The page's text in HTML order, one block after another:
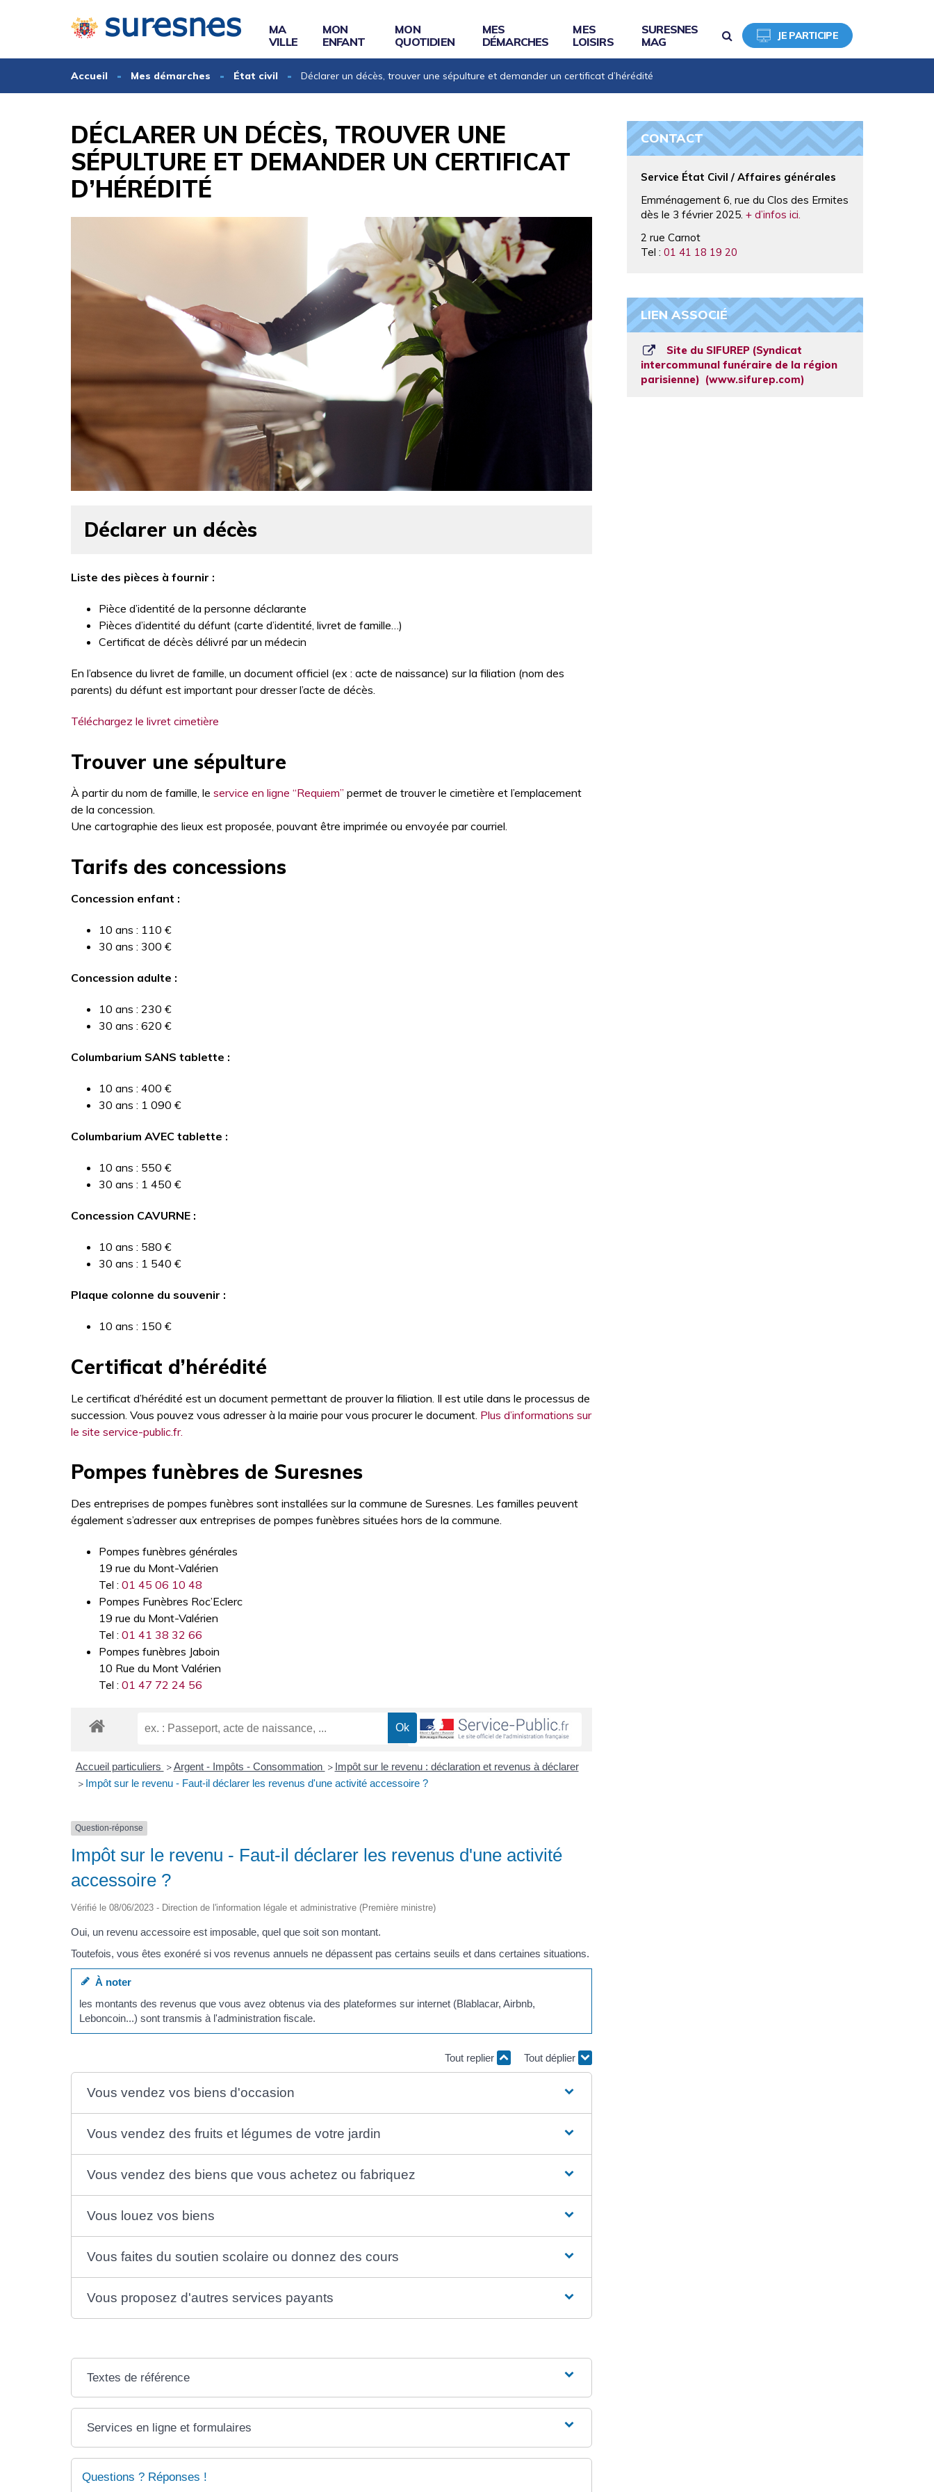
MA
VILLE
MON
ENFANT
MON
QUOTIDIEN
MES
DÉMARCHES
MES
LOISIRS
SURESNES
MAG
RECHERCHEJE PARTICIPE
Accueil Mes démarches État civil Déclarer un décès, trouver une sépulture et demander un certificat d’hérédité
DÉCLARER UN DÉCÈS, TROUVER UNE
SÉPULTURE ET DEMANDER UN CERTIFICAT
D’HÉRÉDITÉ
Déclarer un décès
Liste des pièces à fournir :
Pièce d’identité de la personne déclarante
Pièces d’identité du défunt (carte d’identité, livret de famille…)
Certificat de décès délivré par un médecin
En l’absence du livret de famille, un document officiel (ex : acte de naissance) sur la filiation (nom des
parents) du défunt est important pour dresser l’acte de décès.
Téléchargez le livret cimetière
Trouver une sépulture
À partir du nom de famille, le service en ligne “Requiem” permet de trouver le cimetière et l’emplacement
de la concession.
Une cartographie des lieux est proposée, pouvant être imprimée ou envoyée par courriel.
Tarifs des concessions
Concession enfant :
10 ans : 110 €
30 ans : 300 €
Concession adulte :
10 ans : 230 €
30 ans : 620 €
Columbarium SANS tablette :
10 ans : 400 €
30 ans : 1 090 €
Columbarium AVEC tablette :
10 ans : 550 €
30 ans : 1 450 €
Concession CAVURNE :
10 ans : 580 €
30 ans : 1 540 €
Plaque colonne du souvenir :
10 ans : 150 €
Certificat d’hérédité
Le certificat d’hérédité est un document permettant de prouver la filiation. Il est utile dans le processus de
succession. Vous pouvez vous adresser à la mairie pour vous procurer le document. Plus d’informations sur
le site service-public.fr.
Pompes funèbres de Suresnes
Des entreprises de pompes funèbres sont installées sur la commune de Suresnes. Les familles peuvent
également s’adresser aux entreprises de pompes funèbres situées hors de la commune.
Pompes funèbres générales
19 rue du Mont-Valérien
Tel : 01 45 06 10 48
Pompes Funèbres Roc’Eclerc
19 rue du Mont-Valérien
Tel : 01 41 38 32 66
Pompes funèbres Jaboin
10 Rue du Mont Valérien
Tel : 01 47 72 24 56
Accueil particuliers > Argent - Impôts - Consommation > Impôt sur le revenu : déclaration et revenus à déclarer
> Impôt sur le revenu - Faut-il déclarer les revenus d'une activité accessoire ?
Question-réponse
Impôt sur le revenu - Faut-il déclarer les revenus d'une activité
accessoire ?
Vérifié le 08/06/2023 - Direction de l'information légale et administrative (Première ministre)
Oui, un revenu accessoire est imposable, quel que soit son montant.
Toutefois, vous êtes exonéré si vos revenus annuels ne dépassent pas certains seuils et dans certaines situations.
À noter
les montants des revenus que vous avez obtenus via des plateformes sur internet (Blablacar, Airbnb,
Leboncoin...) sont transmis à l'administration fiscale.
Tout replier Tout déplier
Vous vendez vos biens d'occasion
Vous vendez des fruits et légumes de votre jardin
Vous vendez des biens que vous achetez ou fabriquez
Vous louez vos biens
Vous faites du soutien scolaire ou donnez des cours
Vous proposez d'autres services payants
Textes de référence
Services en ligne et formulaires
Questions ? Réponses !
CONTACT
Service État Civil / Affaires générales
Emménagement 6, rue du Clos des Ermites
dès le 3 février 2025. + d’infos ici.
2 rue Carnot
Tel : 01 41 18 19 20
LIEN ASSOCIÉ
Site du SIFUREP (Syndicat
intercommunal funéraire de la région
parisienne)
www.sifurep.com